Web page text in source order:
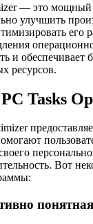
— это мощный
улучшить
его
и обеспечивает
ресурсов.
Tasks
Вот